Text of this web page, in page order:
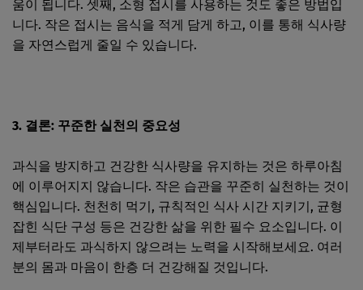
움이 됩니다. 셋째, 소형 접시를 사용하는 것도 좋은 방법입
니다. 작은 접시는 음식을 적게 담게 하고, 이를 통해 식사량
을 자연스럽게 줄일 수 있습니다.
3. 결론: 꾸준한 실천의 중요성
과식을 방지하고 건강한 식사량을 유지하는 것은 하루아침
에 이루어지지 않습니다. 작은 습관을 꾸준히 실천하는 것이
핵심입니다. 천천히 먹기, 규칙적인 식사 시간 지키기, 균형
잡힌 식단 구성 등은 건강한 삶을 위한 필수 요소입니다. 이
제부터라도 과식하지 않으려는 노력을 시작해보세요. 여러
분의 몸과 마음이 한층 더 건강해질 것입니다.